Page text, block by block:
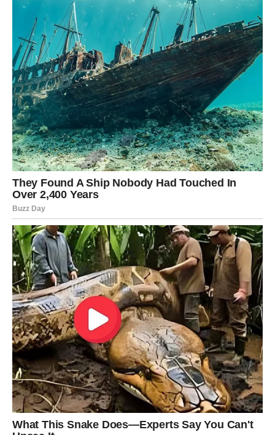
Na poslovnom planu, Ribe u januaru dobijaju
potvrdu da
se isplatilo verovati u sebe . Ideje koje ste imali, projekti
koje ste započeli ili trud koji ste ulagali bez priznanja –
sada počinju da daju rezultate. Moguća je pohvala,
napredovanje ili prilika koja vam otvara nova vrata.
Finansijski, januar donosi prijatna iznenađenja. Novac
dolazi neočekivano, ali zasluženo. Ribe osećaju veću
sigurnost i manje straha za budućnost. Ovo vam
omogućava da se opustite i uživate u malim stvarima, što
vam je posebno važno.
Duhovni mir i osećaj ispunjenosti
Najlepši dar januara za Ribe jesteunutrašnja sreća.
Osećate zahvalnost, spokoj i radost bez posebnog
razloga. Intuicija vam je izuzetno jaka i vodi vas pravim
putem. Sve više verujete svojim osećajima i prestajete da
sumnjate u sebe.
Ovo je mesec u kojem Ribe shvataju da ne moraju da se
žrtvuju kako bi bile voljene. Ljubav, poštovanje i sreća
dolaze onda kada ste svoji.